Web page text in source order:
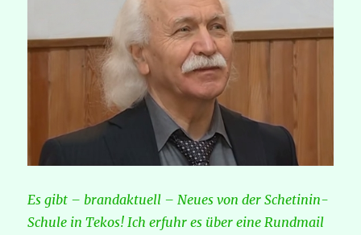
Es gibt – brandaktuell – Neues von der Schetinin-
Schule in Tekos! Ich erfuhr es über eine Rundmail